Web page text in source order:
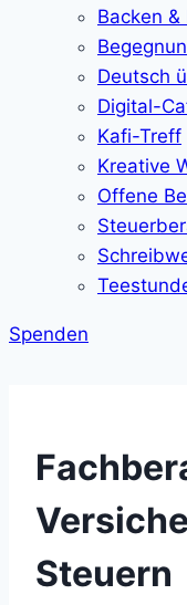
Backen &
Deutsch
Digital-
Kafi-Treff
Kreative
Offene
Spenden
Steuern